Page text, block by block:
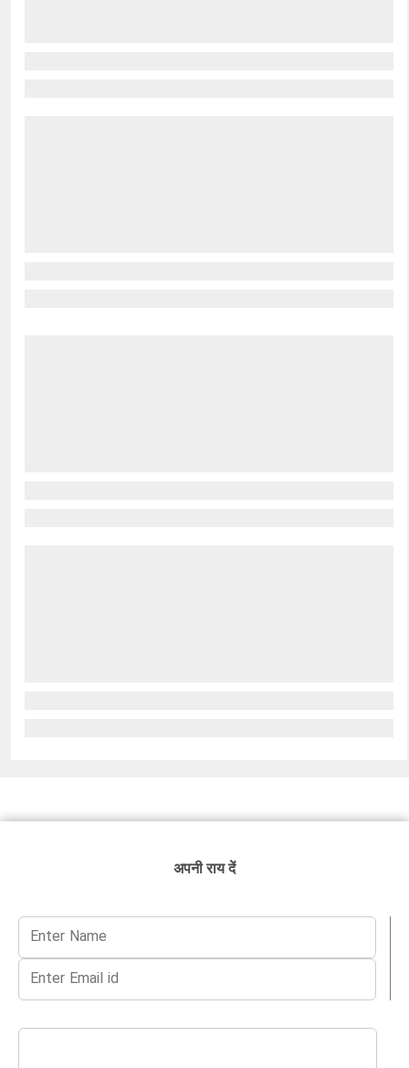
अपनी राय दें